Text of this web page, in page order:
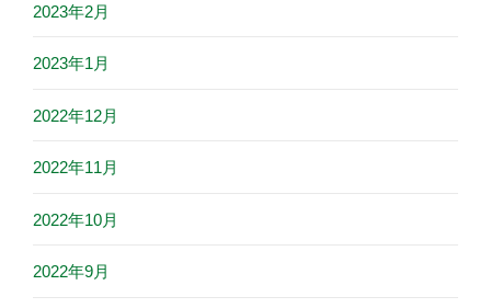
2023年2月
2023年1月
2022年12月
2022年11月
2022年10月
2022年9月